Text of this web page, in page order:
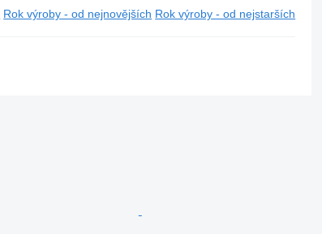
Rok výroby - od nejnovějších Rok výroby - od nejstarších